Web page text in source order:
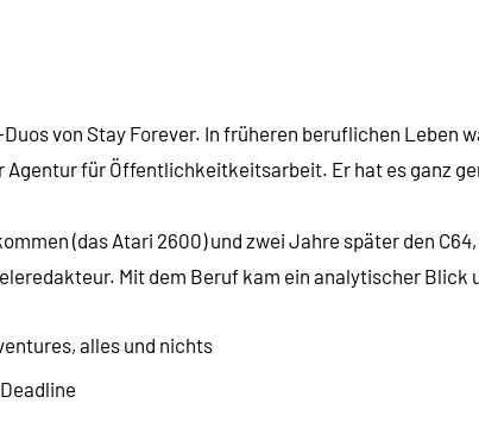
von Stay Forever. In früheren beruflichen Leben
Agentur für Öffentlichkeitkeitsarbeit. Er hat es ganz
(das Atari 2600) und zwei Jahre später den
Mit dem Beruf kam ein analytischer
alles und nichts